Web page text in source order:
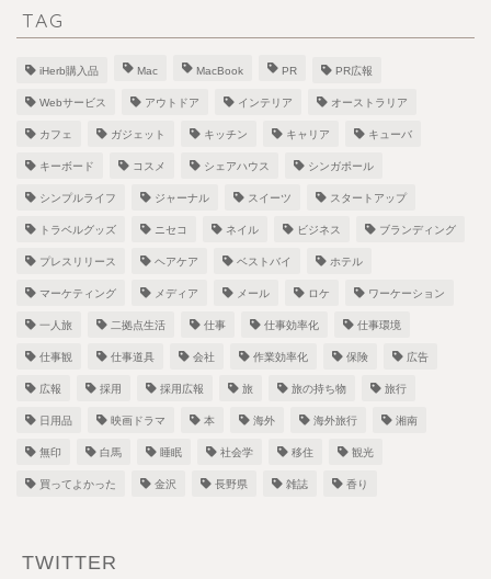
TAG
iHerb購入品 Mac MacBook PR PR広報
Webサービス アウトドア インテリア オーストラリア
カフェ ガジェット キッチン キャリア キューバ
キーボード コスメ シェアハウス シンガポール
シンプルライフ ジャーナル スイーツ スタートアップ
トラベルグッズ ニセコ ネイル ビジネス ブランディング
プレスリリース ヘアケア ベストバイ ホテル
マーケティング メディア メール ロケ ワーケーション
一人旅 二拠点生活 仕事 仕事効率化 仕事環境
仕事観 仕事道具 会社 作業効率化 保険 広告
広報 採用 採用広報 旅 旅の持ち物 旅行
日用品 映画ドラマ 本 海外 海外旅行 湘南
無印 白馬 睡眠 社会学 移住 観光
買ってよかった 金沢 長野県 雑誌 香り
TWITTER